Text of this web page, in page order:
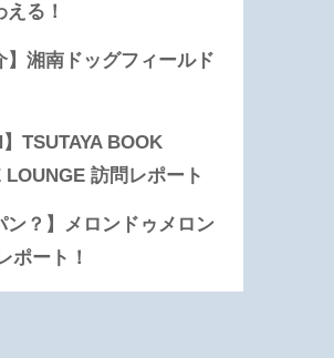
る！
】湘南ドッグフィールド
】TSUTAYA BOOK
訪問レポート
ン？】メロンドゥメロン
ポート！